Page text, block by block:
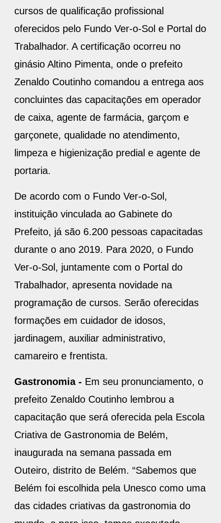
cursos de qualificação profissional
oferecidos pelo Fundo Ver-o-Sol e Portal do
Trabalhador. A certificação ocorreu no
ginásio Altino Pimenta, onde o prefeito
Zenaldo Coutinho comandou a entrega aos
concluintes das capacitações em operador
de caixa, agente de farmácia, garçom e
garçonete, qualidade no atendimento,
limpeza e higienização predial e agente de
portaria.
De acordo com o Fundo Ver-o-Sol,
instituição vinculada ao Gabinete do
Prefeito, já são 6.200 pessoas capacitadas
durante o ano 2019. Para 2020, o Fundo
Ver-o-Sol, juntamente com o Portal do
Trabalhador, apresenta novidade na
programação de cursos. Serão oferecidas
formações em cuidador de idosos,
jardinagem, auxiliar administrativo,
camareiro e frentista.
Gastronomia - Em seu pronunciamento, o
prefeito Zenaldo Coutinho lembrou a
capacitação que será oferecida pela Escola
Criativa de Gastronomia de Belém,
inaugurada na semana passada em
Outeiro, distrito de Belém. “Sabemos que
Belém foi escolhida pela Unesco como uma
das cidades criativas da gastronomia do